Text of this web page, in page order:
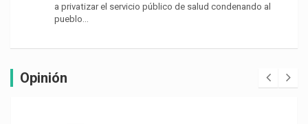
a privatizar el servicio público de salud condenando al
pueblo…
Opinión